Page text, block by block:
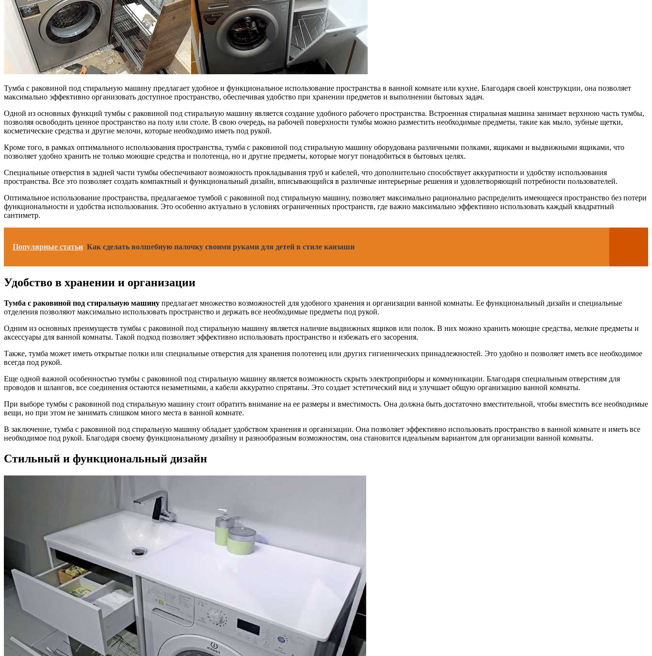
Тумба с раковиной под стиральную машину предлагает удобное и функциональное использование пространства в ванной комнате или кухне. Благодаря своей конструкции, она позволяет
максимально эффективно организовать доступное пространство, обеспечивая удобство при хранении предметов и выполнении бытовых задач.
Одной из основных функций тумбы с раковиной под стиральную машину является создание удобного рабочего пространства. Встроенная стиральная машина занимает верхнюю часть тумбы,
позволяя освободить ценное пространство на полу или столе. В свою очередь, на рабочей поверхности тумбы можно разместить необходимые предметы, такие как мыло, зубные щетки,
косметические средства и другие мелочи, которые необходимо иметь под рукой.
Кроме того, в рамках оптимального использования пространства, тумба с раковиной под стиральную машину оборудована различными полками, ящиками и выдвижными ящиками, что
позволяет удобно хранить не только моющие средства и полотенца, но и другие предметы, которые могут понадобиться в бытовых целях.
Специальные отверстия в задней части тумбы обеспечивают возможность прокладывания труб и кабелей, что дополнительно способствует аккуратности и удобству использования
пространства. Все это позволяет создать компактный и функциональный дизайн, вписывающийся в различные интерьерные решения и удовлетворяющий потребности пользователей.
Оптимальное использование пространства, предлагаемое тумбой с раковиной под стиральную машину, позволяет максимально рационально распределить имеющееся пространство без потери
функциональности и удобства использования. Это особенно актуально в условиях ограниченных пространств, где важно максимально эффективно использовать каждый квадратный
сантиметр.
Популярные статьи Как сделать волшебную палочку своими руками для детей в стиле канзаши
Удобство в хранении и организации
Тумба с раковиной под стиральную машину предлагает множество возможностей для удобного хранения и организации ванной комнаты. Ее функциональный дизайн и специальные
отделения позволяют максимально использовать пространство и держать все необходимые предметы под рукой.
Одним из основных преимуществ тумбы с раковиной под стиральную машину является наличие выдвижных ящиков или полок. В них можно хранить моющие средства, мелкие предметы и
аксессуары для ванной комнаты. Такой подход позволяет эффективно использовать пространство и избежать его засорения.
Также, тумба может иметь открытые полки или специальные отверстия для хранения полотенец или других гигиенических принадлежностей. Это удобно и позволяет иметь все необходимое
всегда под рукой.
Еще одной важной особенностью тумбы с раковиной под стиральную машину является возможность скрыть электроприборы и коммуникации. Благодаря специальным отверстиям для
проводов и шлангов, все соединения остаются незаметными, а кабели аккуратно спрятаны. Это создает эстетический вид и улучшает общую организацию ванной комнаты.
При выборе тумбы с раковиной под стиральную машину стоит обратить внимание на ее размеры и вместимость. Она должна быть достаточно вместительной, чтобы вместить все необходимые
вещи, но при этом не занимать слишком много места в ванной комнате.
В заключение, тумба с раковиной под стиральную машину обладает удобством хранения и организации. Она позволяет эффективно использовать пространство в ванной комнате и иметь все
необходимое под рукой. Благодаря своему функциональному дизайну и разнообразным возможностям, она становится идеальным вариантом для организации ванной комнаты.
Стильный и функциональный дизайн